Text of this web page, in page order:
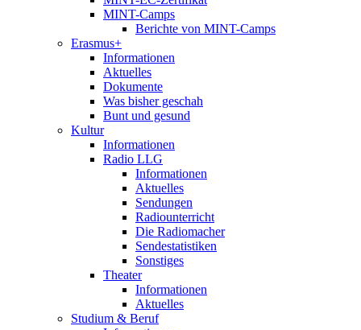
MINT-Camps
Berichte von MINT-Camps
Erasmus+
Informationen
Aktuelles
Dokumente
Was bisher geschah
Bunt und gesund
Kultur
Informationen
Radio LLG
Informationen
Aktuelles
Sendungen
Radiounterricht
Die Radiomacher
Sendestatistiken
Sonstiges
Theater
Informationen
Aktuelles
Studium & Beruf